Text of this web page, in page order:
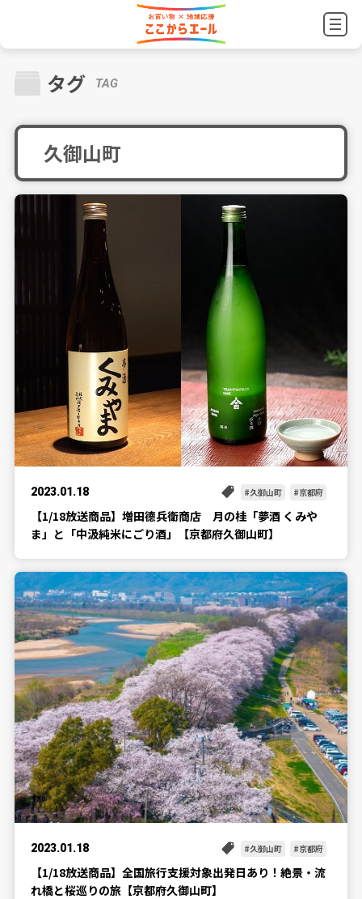
タグ TAG
久御山町
2023.01.18 久御山町 京都府
【1/18放送商品】増田德兵衛商店 月の桂「夢酒 くみや
ま」と「中汲純米にごり酒」【京都府久御山町】
2023.01.18 久御山町 京都府
【1/18放送商品】全国旅行支援対象出発日あり！絶景・流
れ橋と桜巡りの旅【京都府久御山町】